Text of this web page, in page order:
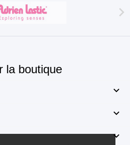

la boutique


